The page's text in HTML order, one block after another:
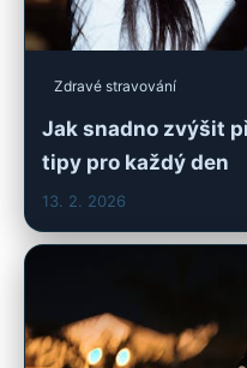
Zdravé stravování
Jak snadno zvýšit
tipy pro každý den
13. 2. 2026